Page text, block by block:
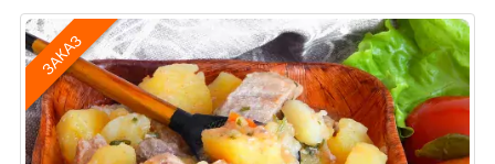
ЗАКАЗ